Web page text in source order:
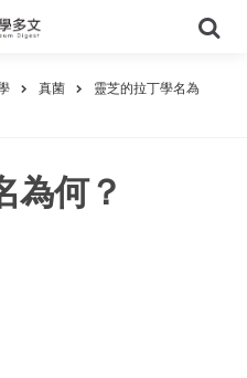
尋
真菌 靈芝的拉丁學名為
為何？